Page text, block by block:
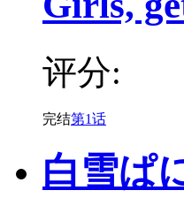
评分:
完结第1话
白雪ぱ